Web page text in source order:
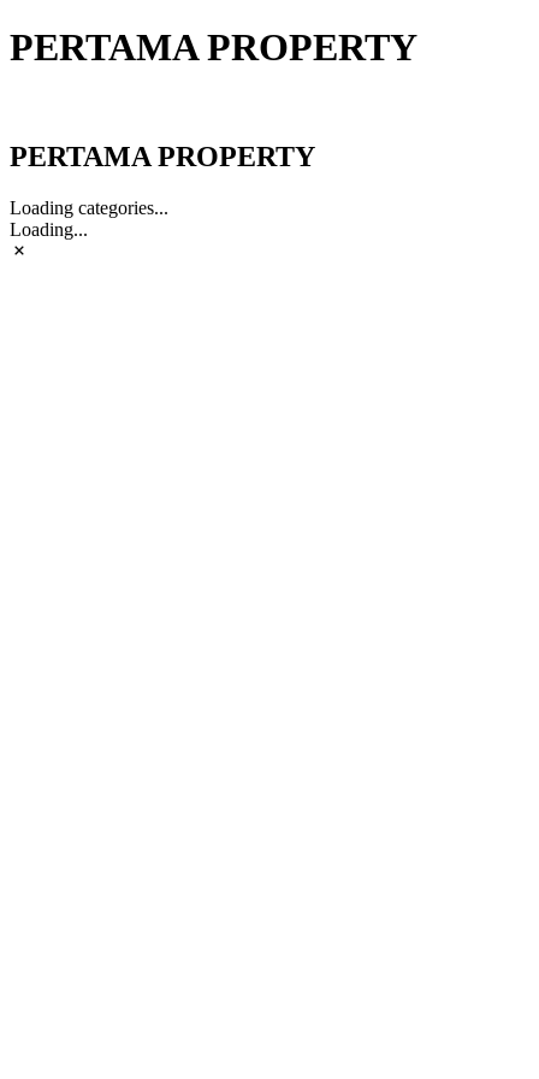
PERTAMA PROPERTY
PERTAMA PROPERTY
Loading categories...
Loading...